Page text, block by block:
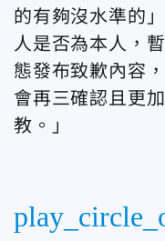
的有夠沒水準的
人是否為本人，
態發布致歉內容
會再三確認且更
教。」